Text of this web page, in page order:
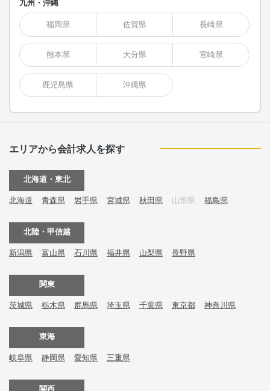
九州・沖縄
福岡県 佐賀県 長崎県
熊本県 大分県 宮崎県
鹿児島県 沖縄県
エリアから会計求人を探す
北海道・東北
北海道 青森県 岩手県 宮城県 秋田県 山形県 福島県
北陸・甲信越
新潟県 富山県 石川県 福井県 山梨県 長野県
関東
茨城県 栃木県 群馬県 埼玉県 千葉県 東京都 神奈川県
東海
岐阜県 静岡県 愛知県 三重県
関西